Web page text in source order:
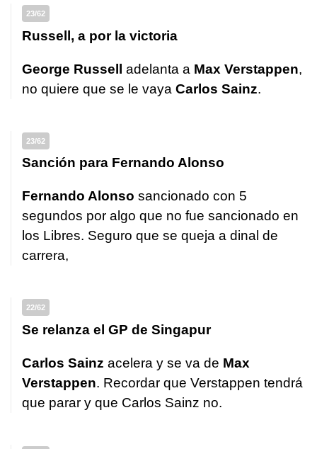
23/62
Russell, a por la victoria
George Russell adelanta a Max Verstappen,
no quiere que se le vaya Carlos Sainz.
23/62
Sanción para Fernando Alonso
Fernando Alonso sancionado con 5
segundos por algo que no fue sancionado en
los Libres. Seguro que se queja a dinal de
carrera,
22/62
Se relanza el GP de Singapur
Carlos Sainz acelera y se va de Max
Verstappen. Recordar que Verstappen tendrá
que parar y que Carlos Sainz no.